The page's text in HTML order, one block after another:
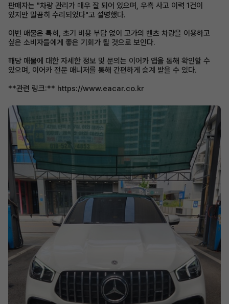
판매자는 "차량 관리가 매우 잘 되어 있으며, 우측 사고 이력 1건이
있지만 말끔히 수리되었다"고 설명했다.
이번 매물은 특히, 초기 비용 부담 없이 고가의 벤츠 차량을 이용하고
싶은 소비자들에게 좋은 기회가 될 것으로 보인다.
해당 매물에 대한 자세한 정보 및 문의는 이어카 앱을 통해 확인할 수
있으며, 이어카 전문 매니저를 통해 간편하게 승계 받을 수 있다.
**관련 링크:** https://www.eacar.co.kr